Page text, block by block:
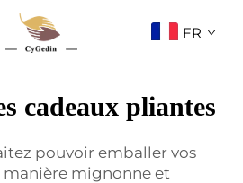
FR
cadeaux pliantes
pouvoir emballer vos
manière mignonne et